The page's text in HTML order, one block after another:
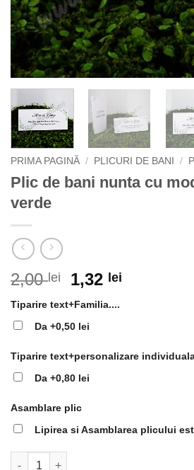
PRIMA PAGINĂ / PLICURI DE BANI /
Plic de bani nunta cu
verde
2,00 lei
Prețul
a
fost:
1,32 lei
Tiparire text+Familia....
Da +0,50 lei
Tiparire text+personalizare
Da +0,80 lei
Asamblare plic
Lipirea si Asamblarea plicului
Cantitate Plic de bani nunta cu model